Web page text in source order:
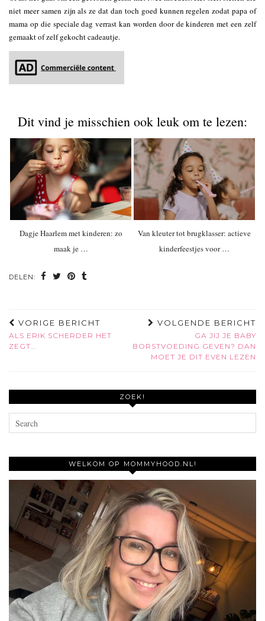
niet meer samen zijn als ze dat dan toch goed kunnen regelen zodat papa of
mama op die speciale dag verrast kan worden door de kinderen met een zelf
gemaakt of zelf gekocht cadeautje.
Dit vind je misschien ook leuk om te lezen:
Dagje Haarlem met kinderen: zo
maak je …
Van kleuter tot brugklasser: actieve
kinderfeestjes voor …
DELEN:
VORIGE BERICHT
ALS ERIK SCHERDER HET
ZEGT…
VOLGENDE BERICHT
GA JIJ JE BABY
BORSTVOEDING GEVEN? DAN
MOET JE DIT EVEN LEZEN
ZOEK!
WELKOM OP MOMMYHOOD.NL!